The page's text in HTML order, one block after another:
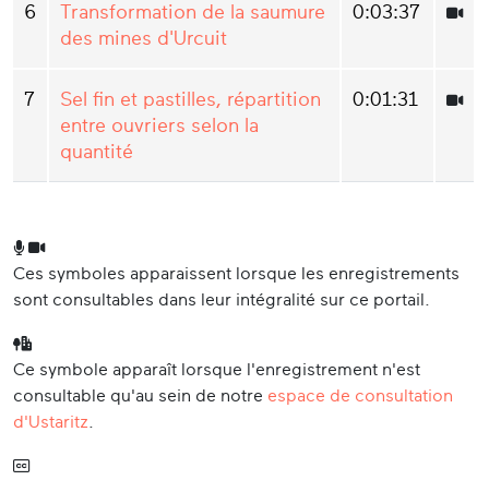
6
Transformation de la saumure
des mines d'Urcuit
0:03:37
7
Sel fin et pastilles, répartition
entre ouvriers selon la
quantité
0:01:31
Ces symboles apparaissent lorsque les enregistrements
sont consultables dans leur intégralité sur ce portail.
Ce symbole apparaît lorsque l'enregistrement n'est
consultable qu'au sein de notre espace de consultation
d'Ustaritz